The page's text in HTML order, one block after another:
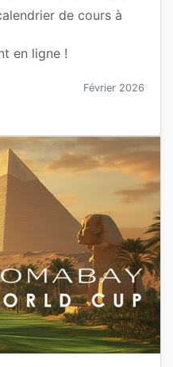
de cours à
en ligne !
Février 2026